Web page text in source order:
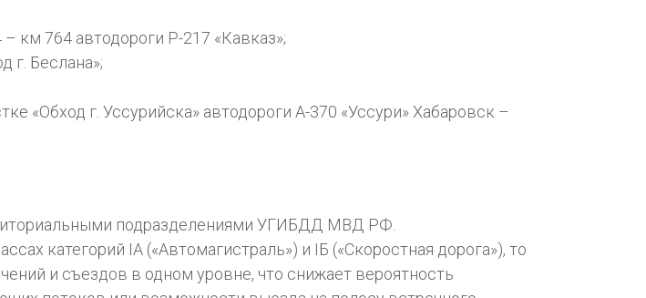
км 764 автодороги Р-217 «Кавказ»;
г. Беслана»;
«Обход г. Уссурийска» автодороги А-370 «Уссури» Хабаровск –
подразделениями УГИБДД МВД РФ.
категорий IА («Автомагистраль») и IБ («Скоростная дорога»), то
и съездов в одном уровне, что снижает вероятность